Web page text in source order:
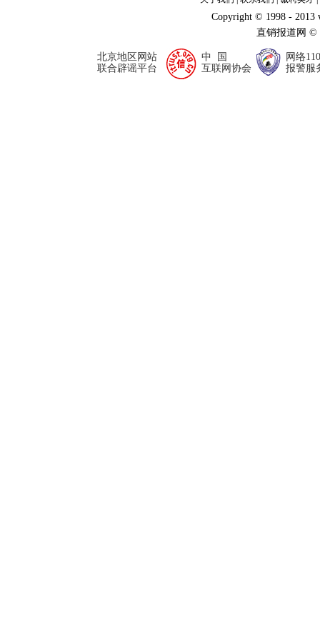
Copyright © 1998 - 2013
直销报道网
北京地区网站
联合辟谣平台
中 国
互联网协会
网络110
报警服